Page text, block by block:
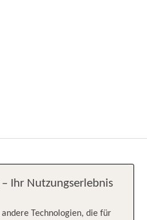
– Ihr Nutzungserlebnis
Technologien, die für